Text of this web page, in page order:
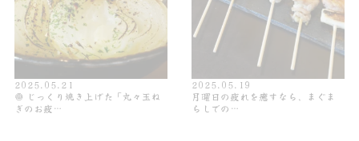
2025.05.21
🧅 じっくり焼き上げた「丸々玉ね
ぎのお疲…
2025.05.19
月曜日の疲れを癒すなら、まぐま
らしでの…